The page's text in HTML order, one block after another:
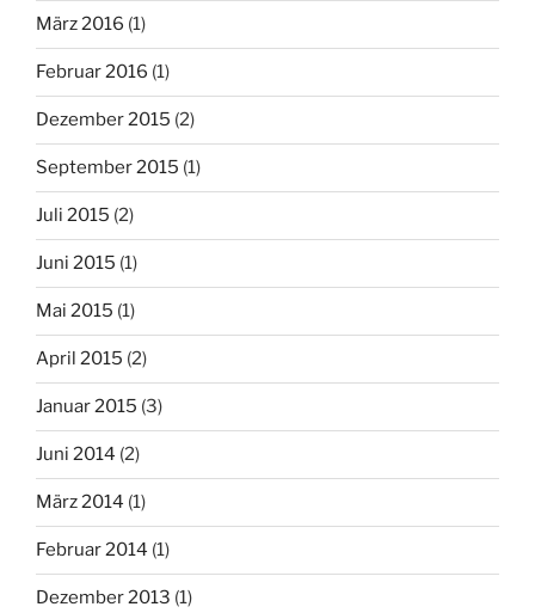
März 2016 (1)
Februar 2016 (1)
Dezember 2015 (2)
September 2015 (1)
Juli 2015 (2)
Juni 2015 (1)
Mai 2015 (1)
April 2015 (2)
Januar 2015 (3)
Juni 2014 (2)
März 2014 (1)
Februar 2014 (1)
Dezember 2013 (1)